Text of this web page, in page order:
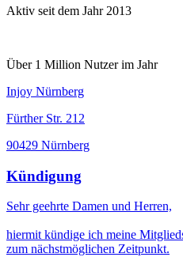
Aktiv seit dem Jahr 2013
Über 1 Million Nutzer im Jahr
Injoy Nürnberg
Fürther Str. 212
90429 Nürnberg
Kündigung
Sehr geehrte Damen und Herren,
hiermit kündige ich meine
zum nächstmöglichen Zeitpunkt.